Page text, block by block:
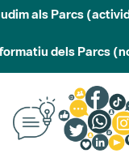
als Parcs
dels Parcs